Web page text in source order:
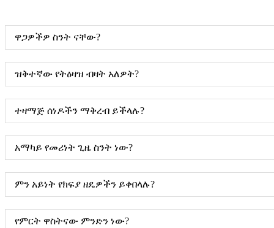
ዋጋዎችዎ ስንት ናቸው?
ዝቅተኛው የትዕዛዝ ብዛት አለዎት?
ተዛማጅ ሰነዶችን ማቅረብ ይችላሉ?
አማካይ የመሪነት ጊዜ ስንት ነው?
ምን አይነት የክፍያ ዘዴዎችን ይቀበላሉ?
የምርት ዋስትናው ምንድን ነው?